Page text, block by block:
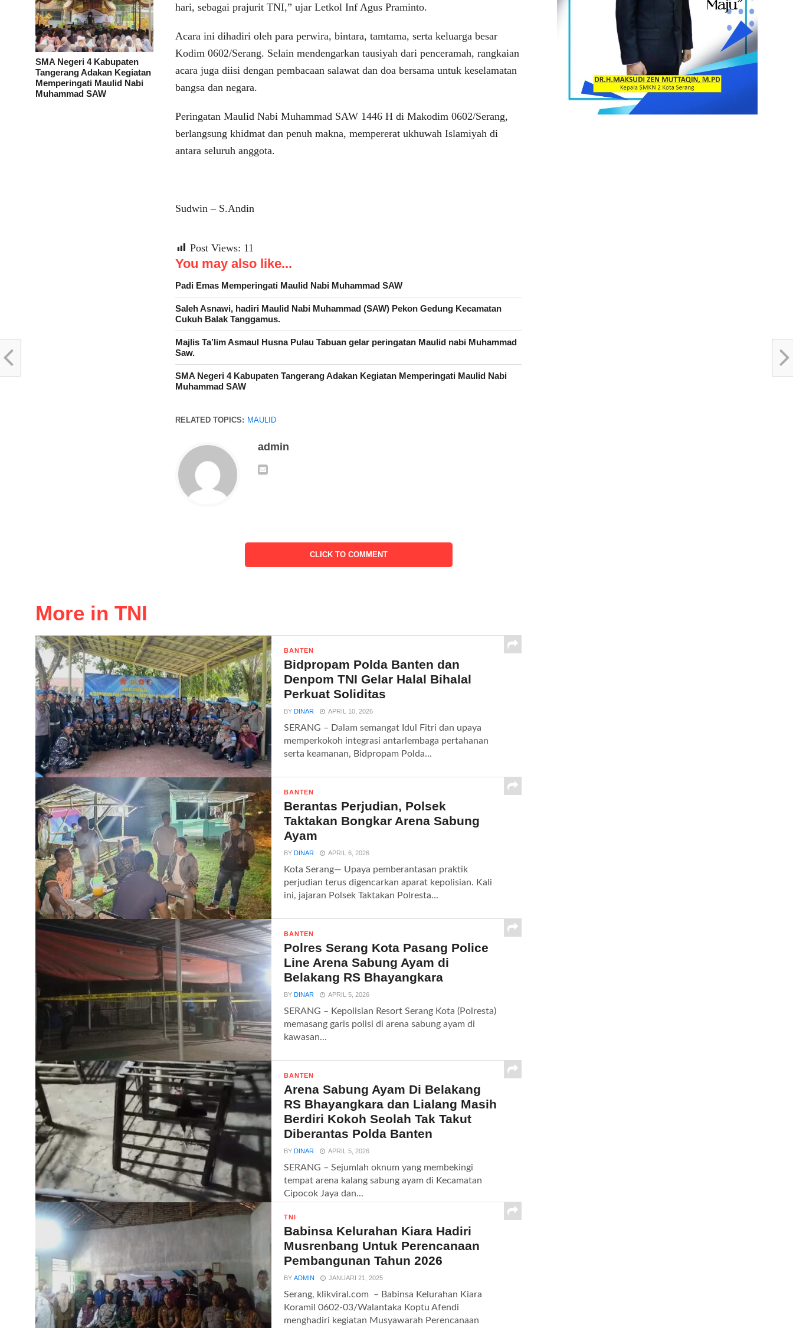
SMA Negeri 4 Kabupaten
Tangerang Adakan Kegiatan
Memperingati Maulid Nabi
Muhammad SAW
hari, sebagai prajurit TNI,” ujar Letkol Inf Agus Praminto.
Acara ini dihadiri oleh para perwira, bintara, tamtama, serta keluarga besar
Kodim 0602/Serang. Selain mendengarkan tausiyah dari penceramah, rangkaian
acara juga diisi dengan pembacaan salawat dan doa bersama untuk keselamatan
bangsa dan negara.
Peringatan Maulid Nabi Muhammad SAW 1446 H di Makodim 0602/Serang,
berlangsung khidmat dan penuh makna, mempererat ukhuwah Islamiyah di
antara seluruh anggota.
Sudwin – S.Andin
Post Views: 11
You may also like...
Padi Emas Memperingati Maulid Nabi Muhammad SAW
Saleh Asnawi, hadiri Maulid Nabi Muhammad (SAW) Pekon Gedung Kecamatan
Cukuh Balak Tanggamus.
Majlis Ta’lim Asmaul Husna Pulau Tabuan gelar peringatan Maulid nabi Muhammad
Saw.
SMA Negeri 4 Kabupaten Tangerang Adakan Kegiatan Memperingati Maulid Nabi
Muhammad SAW
RELATED TOPICS: MAULID
admin
CLICK TO COMMENT
More in TNI
BANTEN
Bidpropam Polda Banten dan
Denpom TNI Gelar Halal Bihalal
Perkuat Soliditas
BYDINAR APRIL 10, 2026
SERANG – Dalam semangat Idul Fitri dan upaya
memperkokoh integrasi antarlembaga pertahanan
serta keamanan, Bidpropam Polda...
BANTEN
Berantas Perjudian, Polsek
Taktakan Bongkar Arena Sabung
Ayam
BYDINAR APRIL 6, 2026
Kota Serang— Upaya pemberantasan praktik
perjudian terus digencarkan aparat kepolisian. Kali
ini, jajaran Polsek Taktakan Polresta...
BANTEN
Polres Serang Kota Pasang Police
Line Arena Sabung Ayam di
Belakang RS Bhayangkara
BYDINAR APRIL 5, 2026
SERANG – Kepolisian Resort Serang Kota (Polresta)
memasang garis polisi di arena sabung ayam di
kawasan...
BANTEN
Arena Sabung Ayam Di Belakang
RS Bhayangkara dan Lialang Masih
Berdiri Kokoh Seolah Tak Takut
Diberantas Polda Banten
BYDINAR APRIL 5, 2026
SERANG – Sejumlah oknum yang membekingi
tempat arena kalang sabung ayam di Kecamatan
Cipocok Jaya dan...
TNI
Babinsa Kelurahan Kiara Hadiri
Musrenbang Untuk Perencanaan
Pembangunan Tahun 2026
BYADMIN JANUARI 21, 2025
Serang, klikviral.com – Babinsa Kelurahan Kiara
Koramil 0602-03/Walantaka Koptu Afendi
menghadiri kegiatan Musyawarah Perencanaan